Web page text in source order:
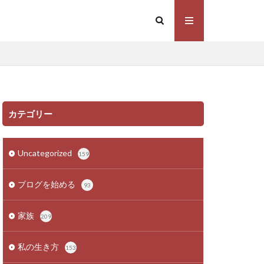
カテゴリー
Uncategorized 159
ブログを始める 93
家族 209
私の生き方 153